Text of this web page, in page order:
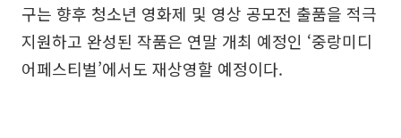
구는 향후 청소년 영화제 및 영상 공모전 출품을 적극
지원하고 완성된 작품은 연말 개최 예정인 ‘중랑미디
어페스티벌’에서도 재상영할 예정이다.